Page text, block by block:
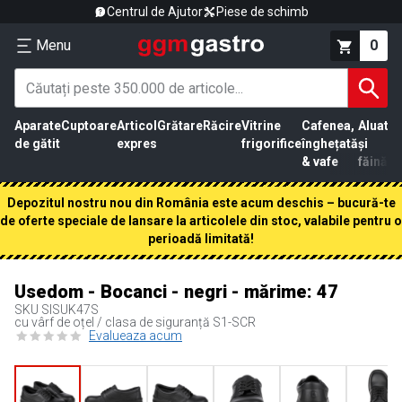
Centrul de Ajutor Piese de schimb
Menu 0
Aparate
de gătit
CuptoareArticol
expres
GrătareRăcireVitrine
frigorifice
Cafenea,
înghețată
& vafe
Aluat
și
făină
Depozitul nostru nou din România este acum deschis – bucură-te
de oferte speciale de lansare la articolele din stoc, valabile pentru o
perioadă limitată!
Usedom - Bocanci - negri - mărime: 47
SKU SISUK47S
cu vârf de oțel / clasa de siguranță S1-SCR
Evalueaza acum